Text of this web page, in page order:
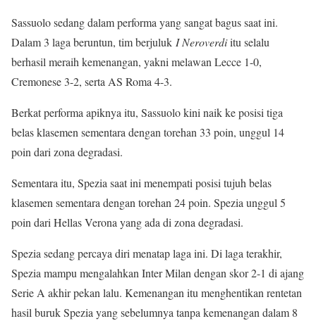
Sassuolo sedang dalam performa yang sangat bagus saat ini.
Dalam 3 laga beruntun, tim berjuluk I Neroverdiitu selalu
berhasil meraih kemenangan, yakni melawan Lecce 1-0,
Cremonese 3-2, serta AS Roma 4-3.
Berkat performa apiknya itu, Sassuolo kini naik ke posisi tiga
belas klasemen sementara dengan torehan 33 poin, unggul 14
poin dari zona degradasi.
Sementara itu, Spezia saat ini menempati posisi tujuh belas
klasemen sementara dengan torehan 24 poin. Spezia unggul 5
poin dari Hellas Verona yang ada di zona degradasi.
Spezia sedang percaya diri menatap laga ini. Di laga terakhir,
Spezia mampu mengalahkan Inter Milan dengan skor 2-1 di ajang
Serie A akhir pekan lalu. Kemenangan itu menghentikan rentetan
hasil buruk Spezia yang sebelumnya tanpa kemenangan dalam 8